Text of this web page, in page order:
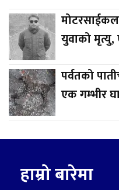
युवाको
पर्वतको
एक गम्भीर
हाम्रो बारेमा